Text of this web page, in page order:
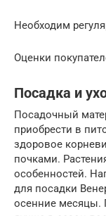
Необходим
Оценки
Посадка и
Посадочный
приобрести в
здоровое
почками.
особенностей.
для посадки
осенние месяцы.